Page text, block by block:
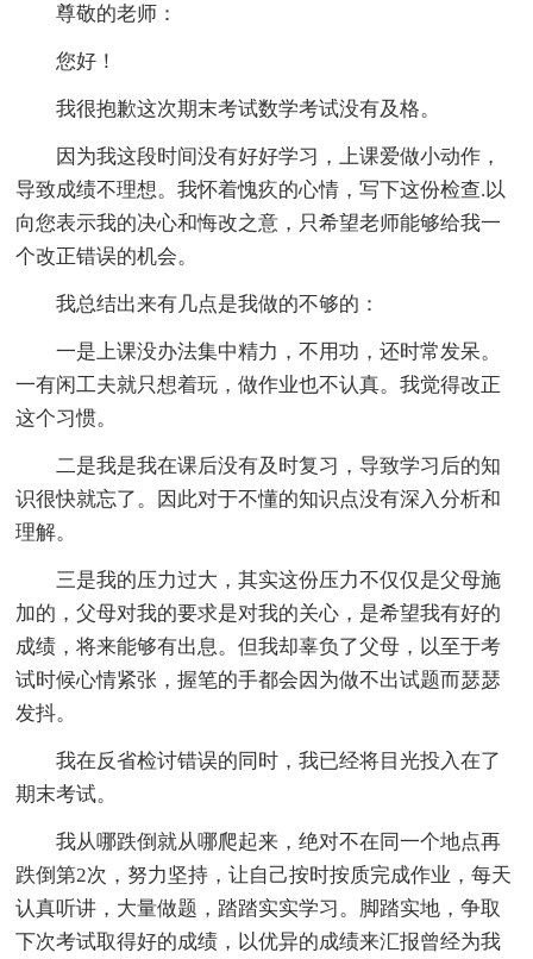
尊敬的老师：
您好！
我很抱歉这次期末考试数学考试没有及格。
因为我这段时间没有好好学习，上课爱做小动作，
导致成绩不理想。我怀着愧疚的心情，写下这份检查.以
向您表示我的决心和悔改之意，只希望老师能够给我一
个改正错误的机会。
我总结出来有几点是我做的不够的：
一是上课没办法集中精力，不用功，还时常发呆。
一有闲工夫就只想着玩，做作业也不认真。我觉得改正
这个习惯。
二是我是我在课后没有及时复习，导致学习后的知
识很快就忘了。因此对于不懂的知识点没有深入分析和
理解。
三是我的压力过大，其实这份压力不仅仅是父母施
加的，父母对我的要求是对我的关心，是希望我有好的
成绩，将来能够有出息。但我却辜负了父母，以至于考
试时候心情紧张，握笔的手都会因为做不出试题而瑟瑟
发抖。
我在反省检讨错误的同时，我已经将目光投入在了
期末考试。
我从哪跌倒就从哪爬起来，绝对不在同一个地点再
跌倒第2次，努力坚持，让自己按时按质完成作业，每天
认真听讲，大量做题，踏踏实实学习。脚踏实地，争取
下次考试取得好的成绩，以优异的成绩来汇报曾经为我